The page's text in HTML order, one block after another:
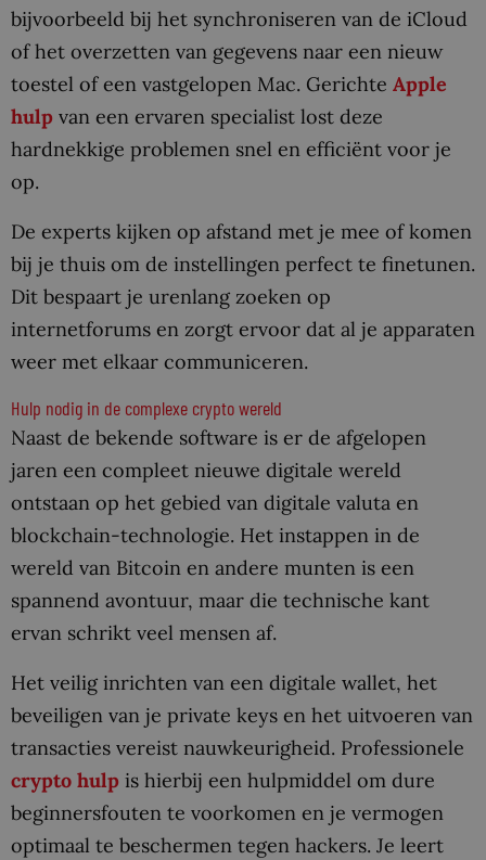
bijvoorbeeld bij het synchroniseren van de iCloud
of het overzetten van gegevens naar een nieuw
toestel of een vastgelopen Mac. Gerichte Apple
hulp van een ervaren specialist lost deze
hardnekkige problemen snel en efficiënt voor je
op.
De experts kijken op afstand met je mee of komen
bij je thuis om de instellingen perfect te finetunen.
Dit bespaart je urenlang zoeken op
internetforums en zorgt ervoor dat al je apparaten
weer met elkaar communiceren.
Hulp nodig in de complexe crypto wereld
Naast de bekende software is er de afgelopen
jaren een compleet nieuwe digitale wereld
ontstaan op het gebied van digitale valuta en
blockchain-technologie. Het instappen in de
wereld van Bitcoin en andere munten is een
spannend avontuur, maar die technische kant
ervan schrikt veel mensen af.
Het veilig inrichten van een digitale wallet, het
beveiligen van je private keys en het uitvoeren van
transacties vereist nauwkeurigheid. Professionele
crypto hulp is hierbij een hulpmiddel om dure
beginnersfouten te voorkomen en je vermogen
optimaal te beschermen tegen hackers. Je leert